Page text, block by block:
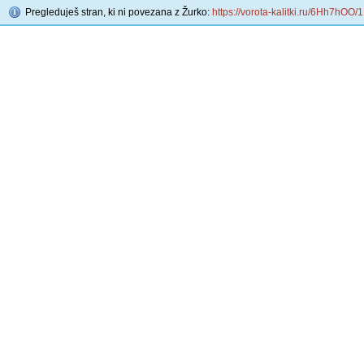
Pregleduješ stran, ki ni povezana z Žurko: https://vorota-kalitki.ru/6Hh7hOO/